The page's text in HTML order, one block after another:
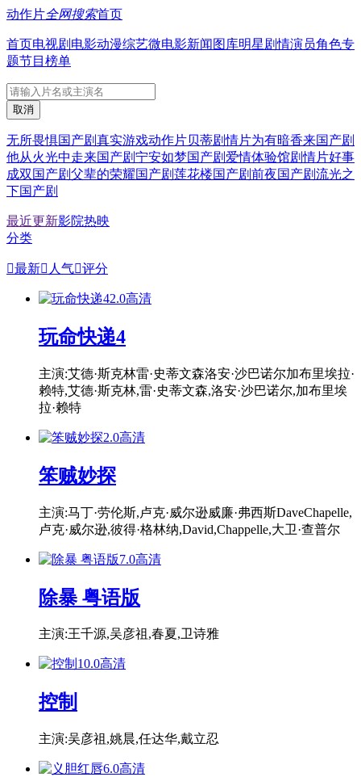
动作片全网搜索首页
首页电视剧 电影动漫综艺微电影新闻 图库明星剧情演员角色专
题节目 榜单
无所畏惧国产剧真实游戏动作片贝蒂剧情片为有暗香来国产剧
他从火光中走来国产剧宁安如梦国产剧 爱情体验馆剧情片好事
成双 国产剧父辈的荣耀国产剧莲花楼国产剧前夜国产剧流光之
下国产剧
最近更新影院热映
分类
最新 人气评分
2.0高清
玩命快递4
主演:艾德·斯克林雷·史蒂文森洛安·沙巴诺尔加布里埃拉·
赖特,艾德·斯克林,雷·史蒂文森,洛安·沙巴诺尔,加布里埃
拉·赖特
2.0高清
笨贼妙探
主演:马丁·劳伦斯,卢克·威尔逊威廉·弗西斯DaveChapelle,
卢克·威尔逊,彼得·格林纳,David,Chappelle,大卫·查普尔
7.0高清
除暴 粤语版
主演:王千源,吴彦祖,春夏,卫诗雅
10.0高清
控制
主演:吴彦祖,姚晨,任达华,戴立忍
6.0高清